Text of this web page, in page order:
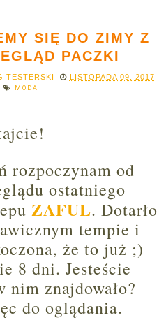
SIĘ DO ZIMY Z
PACZKI
TESTERSKI
LISTOPADA 09, 2017
MODA
rozpoczynam od
ostatniego
ZAFUL. Dotarło
tempie i
że to już ;)
8 dni. Jesteście
znajdowało?
do oglądania.